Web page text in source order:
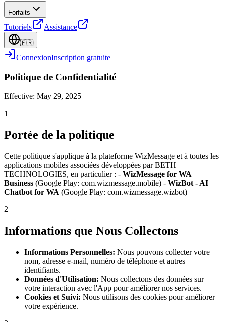
Forfaits
Tutoriels Assistance
🇫🇷
ConnexionInscription gratuite
Politique de Confidentialité
Effective: May 29, 2025
1
Portée de la politique
Cette politique s'applique à la plateforme WizMessage et à toutes les
applications mobiles associées développées par BETH
TECHNOLOGIES, en particulier : - WizMessage for WA
Business (Google Play: com.wizmessage.mobile) - WizBot - AI
Chatbot for WA (Google Play: com.wizmessage.wizbot)
2
Informations que Nous Collectons
Informations Personnelles: Nous pouvons collecter votre
nom, adresse e-mail, numéro de téléphone et autres
identifiants.
Données d'Utilisation: Nous collectons des données sur
votre interaction avec l'App pour améliorer nos services.
Cookies et Suivi: Nous utilisons des cookies pour améliorer
votre expérience.